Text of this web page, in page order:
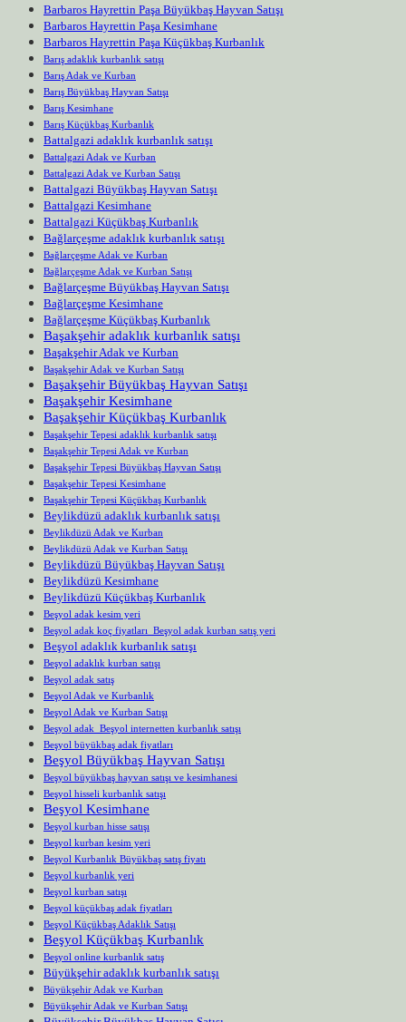
Barbaros Hayrettin Paşa Büyükbaş Hayvan Satışı
Barbaros Hayrettin Paşa Kesimhane
Barbaros Hayrettin Paşa Küçükbaş Kurbanlık
Barış adaklık kurbanlık satışı
Barış Adak ve Kurban
Barış Büyükbaş Hayvan Satışı
Barış Kesimhane
Barış Küçükbaş Kurbanlık
Battalgazi adaklık kurbanlık satışı
Battalgazi Adak ve Kurban
Battalgazi Adak ve Kurban Satışı
Battalgazi Büyükbaş Hayvan Satışı
Battalgazi Kesimhane
Battalgazi Küçükbaş Kurbanlık
Bağlarçeşme adaklık kurbanlık satışı
Bağlarçeşme Adak ve Kurban
Bağlarçeşme Adak ve Kurban Satışı
Bağlarçeşme Büyükbaş Hayvan Satışı
Bağlarçeşme Kesimhane
Bağlarçeşme Küçükbaş Kurbanlık
Başakşehir adaklık kurbanlık satışı
Başakşehir Adak ve Kurban
Başakşehir Adak ve Kurban Satışı
Başakşehir Büyükbaş Hayvan Satışı
Başakşehir Kesimhane
Başakşehir Küçükbaş Kurbanlık
Başakşehir Tepesi adaklık kurbanlık satışı
Başakşehir Tepesi Adak ve Kurban
Başakşehir Tepesi Büyükbaş Hayvan Satışı
Başakşehir Tepesi Kesimhane
Başakşehir Tepesi Küçükbaş Kurbanlık
Beylikdüzü adaklık kurbanlık satışı
Beylikdüzü Adak ve Kurban
Beylikdüzü Adak ve Kurban Satışı
Beylikdüzü Büyükbaş Hayvan Satışı
Beylikdüzü Kesimhane
Beylikdüzü Küçükbaş Kurbanlık
Beşyol adak kesim yeri
Beşyol adak koç fiyatları Beşyol adak kurban satış yeri
Beşyol adaklık kurbanlık satışı
Beşyol adaklık kurban satışı
Beşyol adak satış
Beşyol Adak ve Kurbanlık
Beşyol Adak ve Kurban Satışı
Beşyol adak Beşyol internetten kurbanlık satışı
Beşyol büyükbaş adak fiyatları
Beşyol Büyükbaş Hayvan Satışı
Beşyol büyükbaş hayvan satışı ve kesimhanesi
Beşyol hisseli kurbanlık satışı
Beşyol Kesimhane
Beşyol kurban hisse satışı
Beşyol kurban kesim yeri
Beşyol Kurbanlık Büyükbaş satış fiyatı
Beşyol kurbanlık yeri
Beşyol kurban satışı
Beşyol küçükbaş adak fiyatları
Beşyol Küçükbaş Adaklık Satışı
Beşyol Küçükbaş Kurbanlık
Beşyol online kurbanlık satış
Büyükşehir adaklık kurbanlık satışı
Büyükşehir Adak ve Kurban
Büyükşehir Adak ve Kurban Satışı